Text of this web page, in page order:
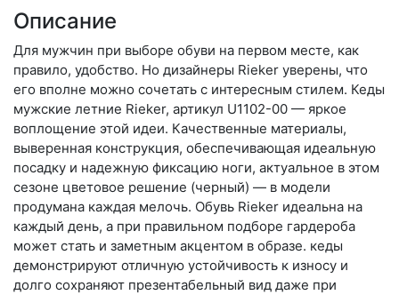
Описание
Для мужчин при выборе обуви на первом месте, как
правило, удобство. Но дизайнеры Rieker уверены, что
его вполне можно сочетать с интересным стилем. Кеды
мужские летние Rieker, артикул U1102-00 — яркое
воплощение этой идеи. Качественные материалы,
выверенная конструкция, обеспечивающая идеальную
посадку и надежную фиксацию ноги, актуальное в этом
сезоне цветовое решение (черный) — в модели
продумана каждая мелочь. Обувь Rieker идеальна на
каждый день, а при правильном подборе гардероба
может стать и заметным акцентом в образе. кеды
демонстрируют отличную устойчивость к износу и
долго сохраняют презентабельный вид даже при